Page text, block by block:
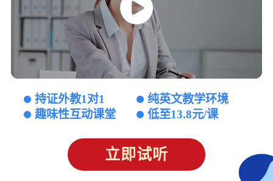
持证外教1对1
纯英文教学环境
趣味性互动课堂
低至13.8元/课
立即试听